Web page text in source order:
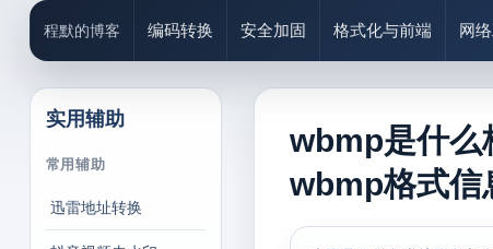
程默的博客 编码转换 安全加固 格式化与前端 网
实用辅助
常用辅助
迅雷地址转换
wbmp是什么
wbmp格式信